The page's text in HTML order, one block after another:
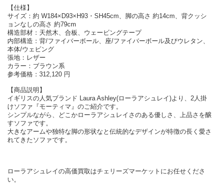
【仕様】
サイズ：約 W184×D93×H93・SH45cm、脚の高さ 約14cm、背クッシ
ョンなしの高さ 約79cm
構造部材：天然木、合板、ウェービングテープ
内部構造：背/ファイバーボール、座/ファイバーボール及びウレタン、
本体/ウェビング
張地：レザー
カラー：ブラウン系
参考価格：312,120 円
【商品説明】
イギリスの人気ブランド Laura Ashley(ローラアシュレイ)より、2人掛
けソファ『モーティマ』のご紹介です。
シンプルながら、どこかローラアシュレイさのある優しさ、上品さを醸
すソファです。
大きなアームや独特な脚の形状なと伝統的なデザインが特徴の長く愛さ
れてきたソファです。
ローラアシュレイの高価買取はチェリーズマーケットにお任せくださ
い。